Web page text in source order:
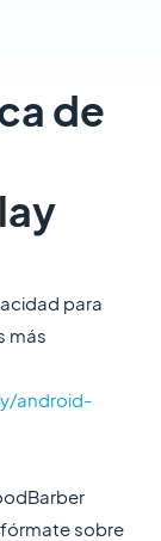
de
para
más
android-
sobre